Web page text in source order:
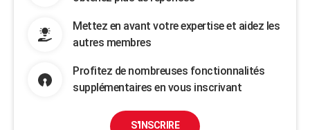
Mettez en avant votre expertise et aidez les
autres membres
Profitez de nombreuses fonctionnalités
supplémentaires en vous inscrivant
S'INSCRIRE